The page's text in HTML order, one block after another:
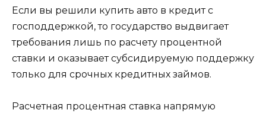
Если вы решили купить авто в кредит с
господдержкой, то государство выдвигает
требования лишь по расчету процентной
ставки и оказывает субсидируемую поддержку
только для срочных кредитных займов.
Расчетная процентная ставка напрямую